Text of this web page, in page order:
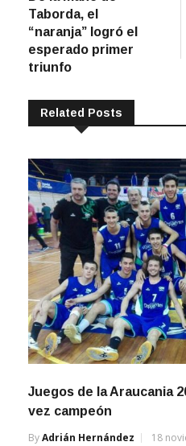
entradas
Taborda, el
“naranja” logró el
esperado primer
triunfo
Related Posts
Juegos de la Araucania
vez campeón
ByAdrián Hernández 18